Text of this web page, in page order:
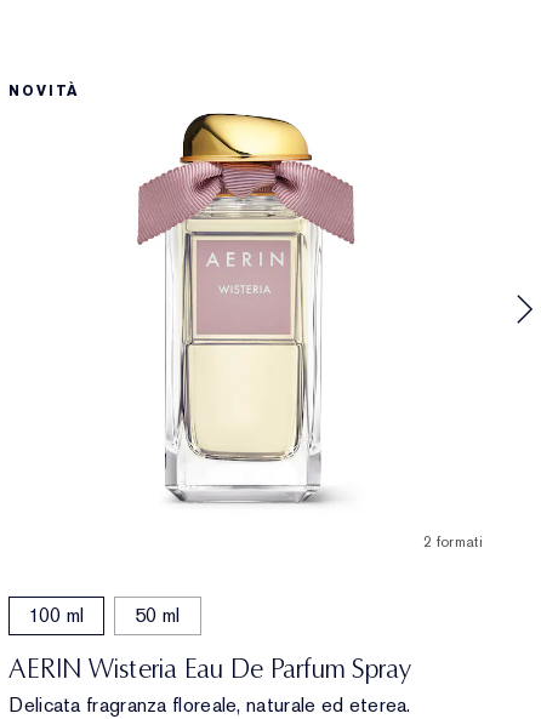
NOVITÀ
2 formati
100 ml 50 ml
AERIN Wisteria Eau De Parfum Spray
Delicata fragranza floreale, naturale ed eterea.